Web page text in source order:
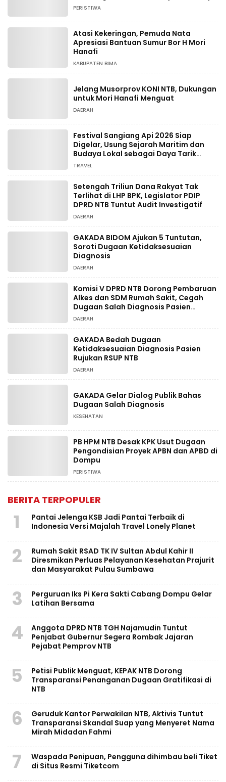
PERISTIWA
Atasi Kekeringan, Pemuda Nata
Apresiasi Bantuan Sumur Bor H Mori
Hanafi
KABUPATEN BIMA
Jelang Musorprov KONI NTB, Dukungan
untuk Mori Hanafi Menguat
DAERAH
Festival Sangiang Api 2026 Siap
Digelar, Usung Sejarah Maritim dan
Budaya Lokal sebagai Daya Tarik
Wisata
TRAVEL
Setengah Triliun Dana Rakyat Tak
Terlihat di LHP BPK, Legislator PDIP
DPRD NTB Tuntut Audit Investigatif
DAERAH
GAKADA BIDOM Ajukan 5 Tuntutan,
Soroti Dugaan Ketidaksesuaian
Diagnosis
DAERAH
Komisi V DPRD NTB Dorong Pembaruan
Alkes dan SDM Rumah Sakit, Cegah
Dugaan Salah Diagnosis Pasien
Rujukan Bima-Dompu
DAERAH
GAKADA Bedah Dugaan
Ketidaksesuaian Diagnosis Pasien
Rujukan RSUP NTB
DAERAH
GAKADA Gelar Dialog Publik Bahas
Dugaan Salah Diagnosis
KESEHATAN
PB HPM NTB Desak KPK Usut Dugaan
Pengondisian Proyek APBN dan APBD di
Dompu
PERISTIWA
BERITA TERPOPULER
1
Pantai Jelenga KSB Jadi Pantai Terbaik di
Indonesia Versi Majalah Travel Lonely Planet
2
Rumah Sakit RSAD TK IV Sultan Abdul Kahir II
Diresmikan Perluas Pelayanan Kesehatan Prajurit
dan Masyarakat Pulau Sumbawa
3
Perguruan Iks Pi Kera Sakti Cabang Dompu Gelar
Latihan Bersama
4
Anggota DPRD NTB TGH Najamudin Tuntut
Penjabat Gubernur Segera Rombak Jajaran
Pejabat Pemprov NTB
5
Petisi Publik Menguat, KEPAK NTB Dorong
Transparansi Penanganan Dugaan Gratifikasi di
NTB
6
Geruduk Kantor Perwakilan NTB, Aktivis Tuntut
Transparansi Skandal Suap yang Menyeret Nama
Mirah Midadan Fahmi
7
Waspada Penipuan, Pengguna dihimbau beli Tiket
di Situs Resmi Tiketcom